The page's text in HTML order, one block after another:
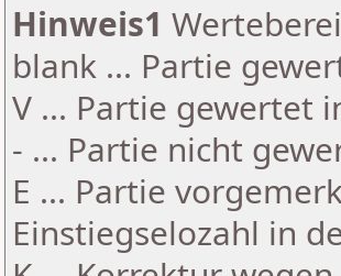
Hinweis1
blank ... Partie
V ... Partie gewertet
- ... Partie nicht
E ... Partie
Einstiegselozahl in